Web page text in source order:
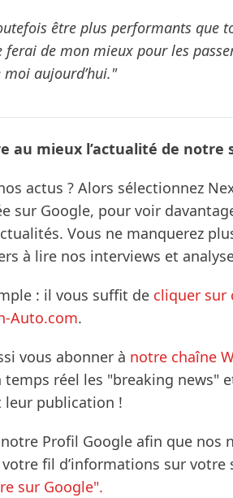
être plus performants que
ferai de mon mieux pour les
aujourd’hui."
au mieux l’actualité de notre
actus ? Alors sélectionnez
sur Google, pour voir
Vous ne manquerez
à lire nos interviews et
: il vous suffit de cliquer sur
Auto.com.
vous abonner à notre chaîne
temps réel les "breaking news"
leur publication !
Profil Google afin que nos
fil d’informations sur votre
sur Google".